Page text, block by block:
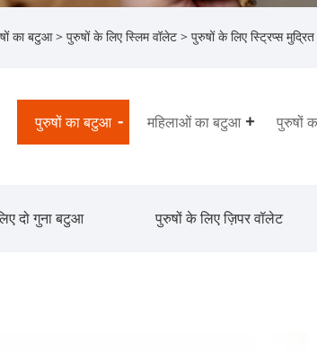
का बटुआ> पुरुषों के लिए स्लिम वॉलेट > पुरुषों के लिए स्ट्रिप्स
पुरुषों का बटुआ महिलाओं का बटुआ पुरुषों
दो गुना बटुआ पुरुषों के लिए ज़िपर वॉलेट